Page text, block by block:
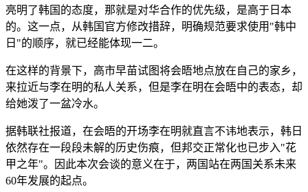
亮明了韩国的态度，那就是对华合作的优先级，是高于日本
的。这一点，从韩国官方修改措辞，明确规范要求使用"韩中
日"的顺序，就已经能体现一二。
在这样的背景下，高市早苗试图将会晤地点放在自己的家乡，
来拉近与李在明的私人关系，但是李在明在会晤中的表态，却
给她泼了一盆冷水。
据韩联社报道，在会晤的开场李在明就直言不讳地表示，韩日
依然存在一段段未解的历史伤痕，但邦交正常化也已步入"花
甲之年"。因此本次会谈的意义在于，两国站在两国关系未来
60年发展的起点。